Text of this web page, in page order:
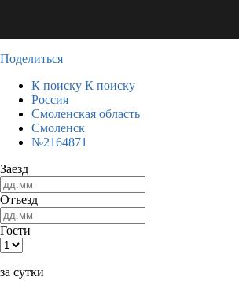
Поделиться
К поиску К поиску
Россия
Смоленская область
Смоленск
№2164871
Заезд
Отъезд
Гости
за сутки